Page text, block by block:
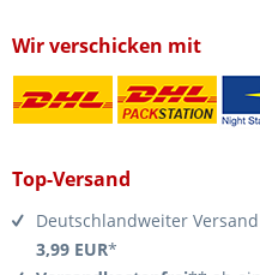
Wir verschicken mit
Top-Versand
Deutschlandweiter
3,99 EUR*